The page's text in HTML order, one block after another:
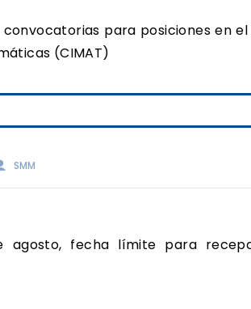
para posiciones en
(CIMAT)
SMM
agosto, fecha límite para